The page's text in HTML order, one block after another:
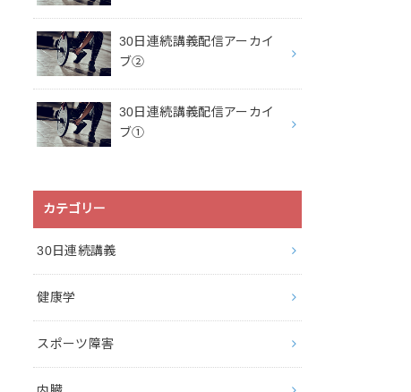
30日連続講義配信アーカイ
ブ②
30日連続講義配信アーカイ
ブ①
カテゴリー
30日連続講義
健康学
スポーツ障害